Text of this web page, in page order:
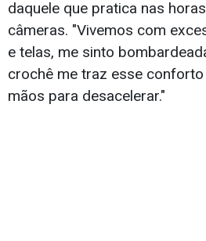
daquele que pratica nas
câmeras. "Vivemos com
e telas, me sinto
crochê me traz esse
mãos para desacelerar."